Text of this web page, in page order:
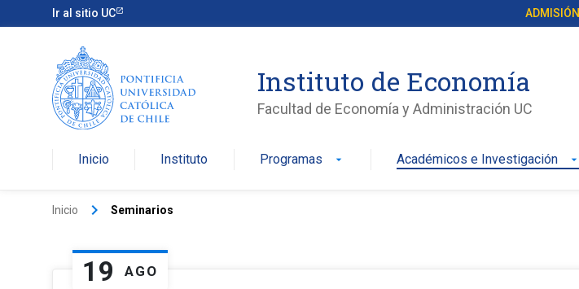
Ir al sitio UC ADMISIÓN
Instituto de Economía
Facultad de Economía y Administración UC
Inicio Instituto Programas arrow_drop_down Académicos e Investigación arrow_drop_down
Inicio keyboard_arrow_right Seminarios
19 AGO